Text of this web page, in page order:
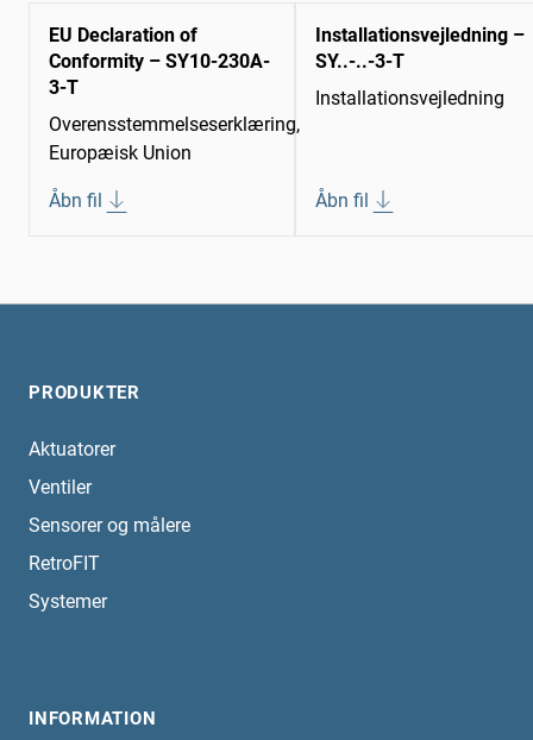
EU Declaration of
Conformity – SY10-230A-
3-T
Overensstemmelseserklæring,
Europæisk Union
Åbn fil
Installationsvejledning –
SY..-..-3-T
Installationsvejledning
Åbn fil
PRODUKTER
Aktuatorer
Ventiler
Sensorer og målere
RetroFIT
Systemer
INFORMATION